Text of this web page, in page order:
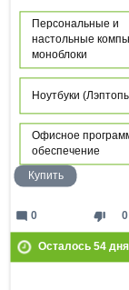
Персональные и
настольные
моноблоки
Ноутбуки
Офисное
обеспечение
Купить
thumb_down 0
mode_comment 0
Осталось 54дня